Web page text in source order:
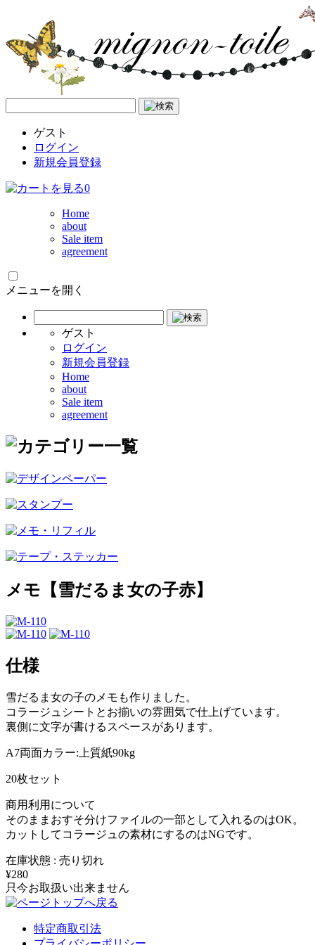
ゲスト
ログイン
新規会員登録
0
Home
about
Sale item
agreement
メニューを開く
ゲスト
ログイン
新規会員登録
Home
about
Sale item
agreement
メモ【雪だるま女の子赤】
仕様
雪だるま女の子のメモも作りました。
コラージュシートとお揃いの雰囲気で仕上げています。
裏側に文字が書けるスペースがあります。
A7両面カラー:上質紙90kg
20枚セット
商用利用について
そのままおすそ分けファイルの一部として入れるのはOK。
カットしてコラージュの素材にするのはNGです。
在庫状態 : 売り切れ
¥280
只今お取扱い出来ません
特定商取引法